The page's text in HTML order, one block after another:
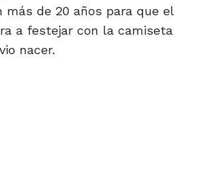
más de 20 años para que el
a festejar con la camiseta
nacer.